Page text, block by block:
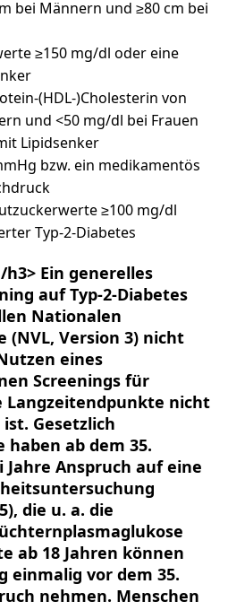
bei Männern und ≥80 cm bei
≥150 mg/dl oder eine
(HDL-)Cholesterin von
und <50 mg/dl bei Frauen
Lipidsenker
bzw. ein medikamentös
≥100 mg/dl
Typ-2-Diabetes
Ein generelles
auf Typ-2-Diabetes
Nationalen
(NVL, Version 3) nicht
eines
Screenings für
nicht
Gesetzlich
ab dem 35.
Anspruch auf eine
die u. a. die
ab 18 Jahren können
einmalig vor dem 35.
nehmen. Menschen